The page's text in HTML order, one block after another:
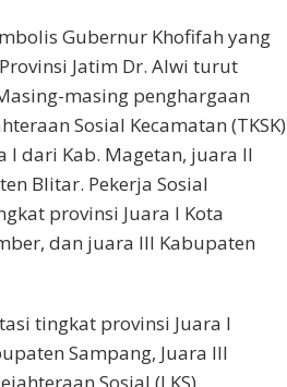
Gubernur Khofifah yang
Jatim Dr. Alwi turut
masing penghargaan
Sosial Kecamatan (TKSK)
dari Kab. Magetan, juara II
Blitar. Pekerja Sosial
provinsi Juara I Kota
dan juara III Kabupaten
tingkat provinsi Juara I
Sampang, Juara III